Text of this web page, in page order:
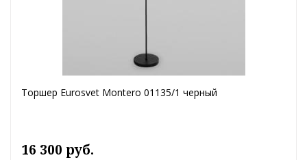
Торшер Eurosvet Montero 01135/1 черный
16 300 руб.